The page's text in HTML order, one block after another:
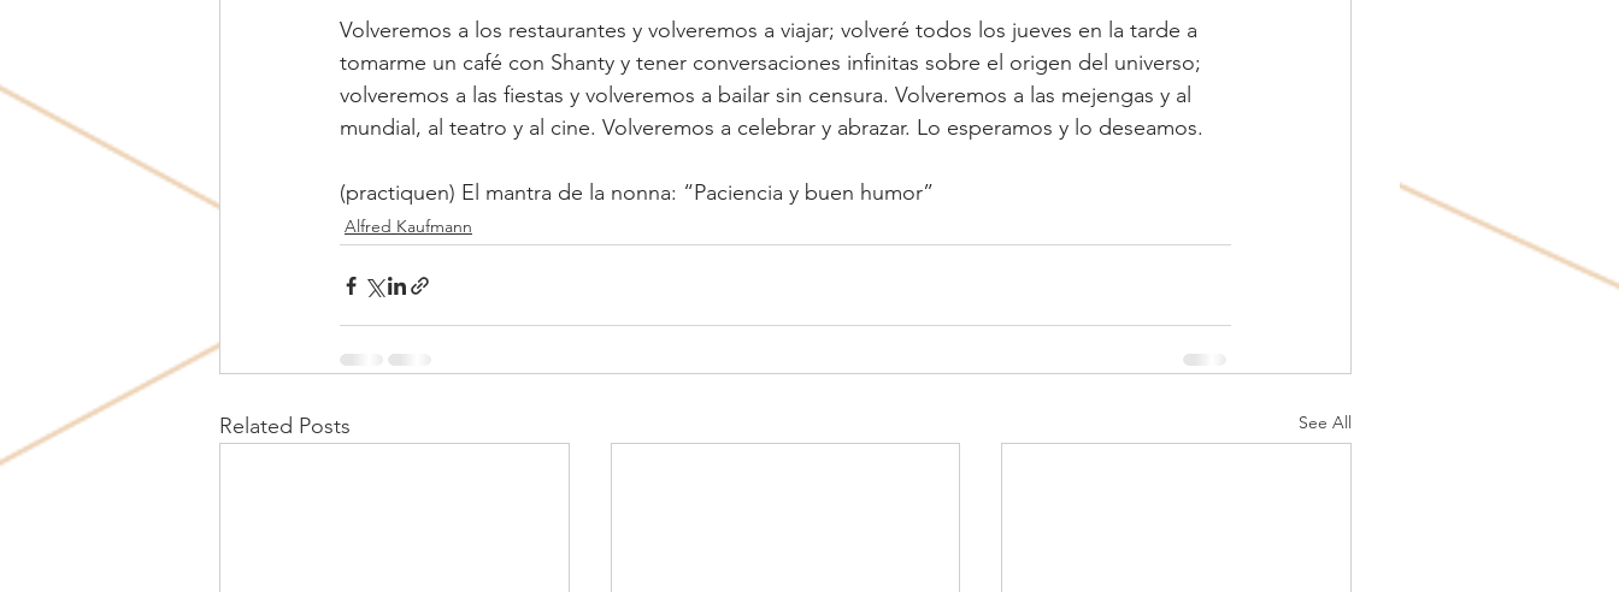
Volveremos a los restaurantes y volveremos a viajar; volveré todos los jueves en la tarde a
tomarme un café con Shanty y tener conversaciones infinitas sobre el origen del universo;
volveremos a las fiestas y volveremos a bailar sin censura. Volveremos a las mejengas y al
mundial, al teatro y al cine. Volveremos a celebrar y abrazar. Lo esperamos y lo deseamos.
(practiquen) El mantra de la nonna: “Paciencia y buen humor”
Alfred Kaufmann
Related Posts See All